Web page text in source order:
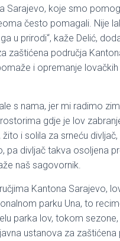
Sarajevo, koje smo
često pomagali. Nije
u prirodi“, kaže Delić,
zaštićena područja
i opremanje
s nama, jer mi radimo
gdje je lov
i solila za srneću
pa divljač takva osoljena
naš sagovornik.
Kantona Sarajevo,
parku Una, to
parka lov, tokom
ustanova za zaštićena